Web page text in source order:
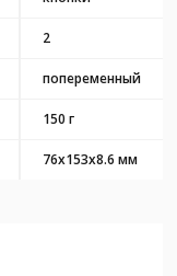
2
попеременный
150 г
76x153x8.6 мм